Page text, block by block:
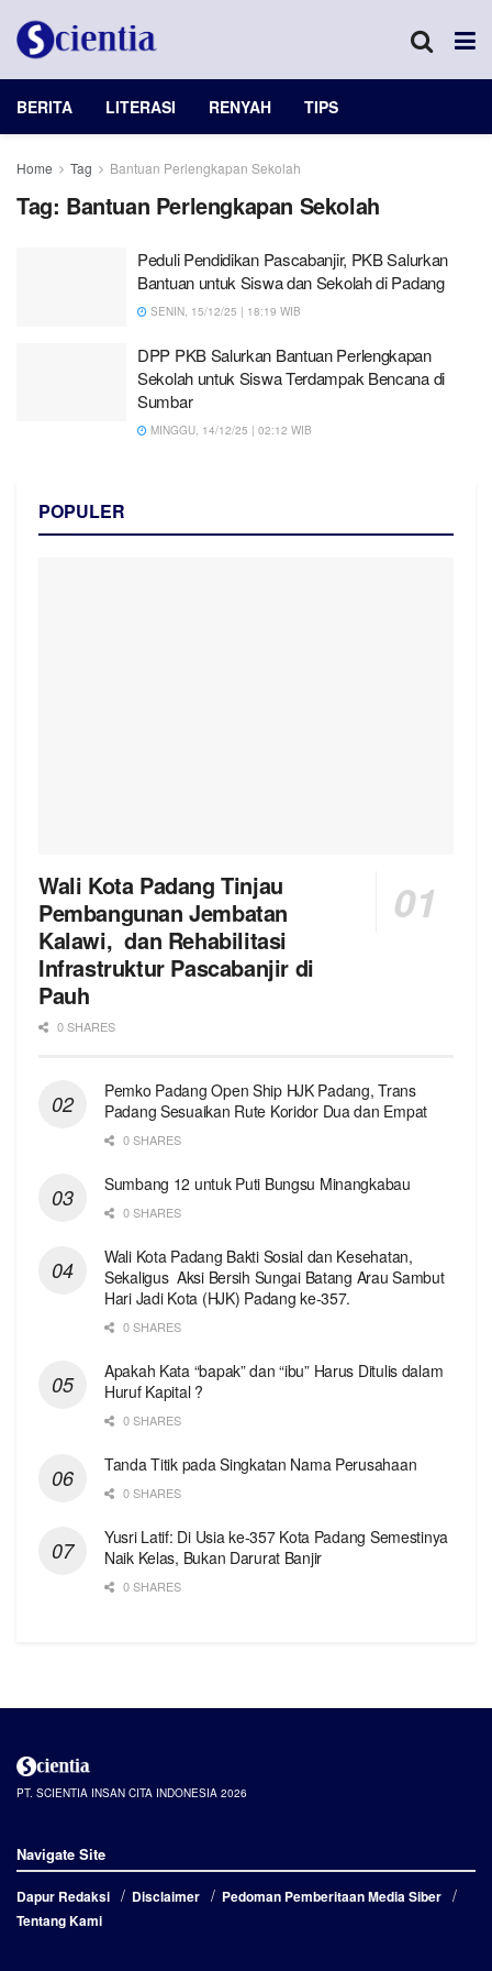
BERITA LITERASI RENYAH TIPS
Home Tag Bantuan Perlengkapan Sekolah
Tag: Bantuan Perlengkapan Sekolah
Peduli Pendidikan Pascabanjir, PKB Salurkan
Bantuan untuk Siswa dan Sekolah di Padang
SENIN, 15/12/25 | 18:19 WIB
DPP PKB Salurkan Bantuan Perlengkapan
Sekolah untuk Siswa Terdampak Bencana di
Sumbar
MINGGU, 14/12/25 | 02:12 WIB
POPULER
Wali Kota Padang Tinjau
Pembangunan Jembatan
Kalawi, dan Rehabilitasi
Infrastruktur Pascabanjir di
Pauh
0 SHARES
Pemko Padang Open Ship HJK Padang, Trans
Padang Sesuaikan Rute Koridor Dua dan Empat
0 SHARES
Sumbang 12 untuk Puti Bungsu Minangkabau
0 SHARES
Wali Kota Padang Bakti Sosial dan Kesehatan,
Sekaligus Aksi Bersih Sungai Batang Arau Sambut
Hari Jadi Kota (HJK) Padang ke-357.
0 SHARES
Apakah Kata “bapak” dan “ibu” Harus Ditulis dalam
Huruf Kapital ?
0 SHARES
Tanda Titik pada Singkatan Nama Perusahaan
0 SHARES
Yusri Latif: Di Usia ke-357 Kota Padang Semestinya
Naik Kelas, Bukan Darurat Banjir
0 SHARES
PT. SCIENTIA INSAN CITA INDONESIA 2026
Navigate Site
Dapur Redaksi Disclaimer
Pedoman Pemberitaan Media Siber
Tentang Kami